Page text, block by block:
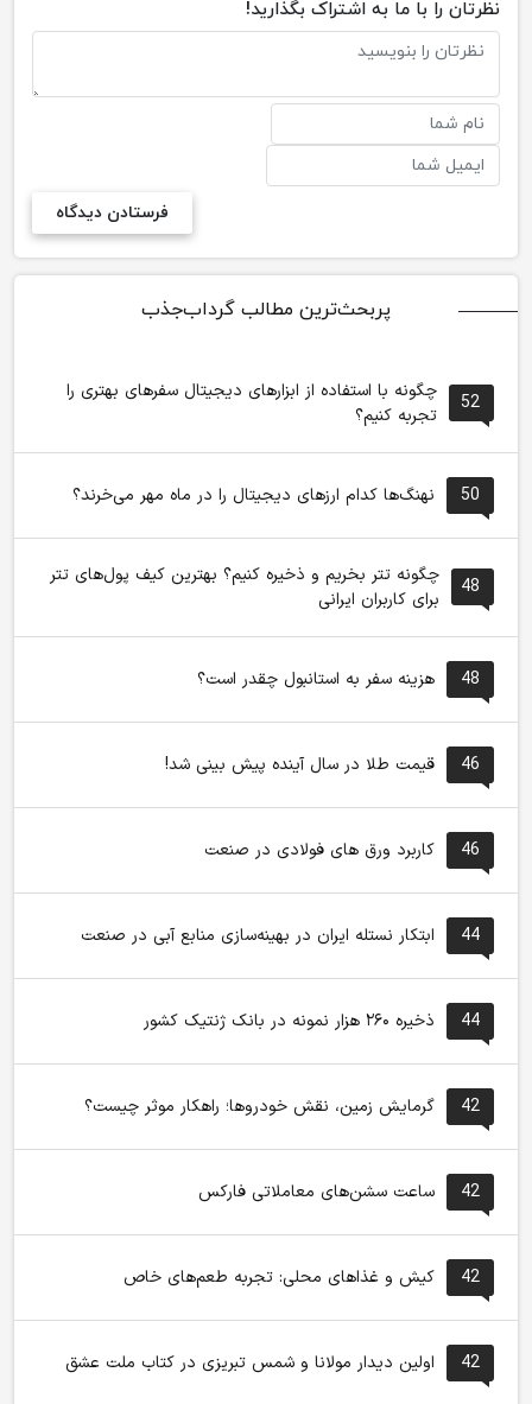
نظرتان را با ما به اشتراک بگذارید!
پربحث‌ترین مطالب گرداب‌جذب
52
چگونه با استفاده از ابزارهای دیجیتال سفرهای بهتری را
تجربه کنیم؟
50 نهنگ‌ها کدام ارزهای دیجیتال را در ماه مهر می‌خرند؟
48
چگونه تتر بخریم و ذخیره کنیم؟ بهترین کیف پول‌های تتر
برای کاربران ایرانی
48 هزینه سفر به استانبول چقدر است؟
46 قیمت طلا در سال آینده پیش بینی شد!
46 کاربرد ورق های فولادی در صنعت
44 ابتکار نستله ایران در بهینه‌سازی منابع آبی در صنعت
44 ذخیره ۲۶۰ هزار نمونه در بانک ژنتیک کشور
42 گرمایش زمین، نقش خودروها؛ راهکار موثر چیست؟
42 ساعت سشن‌های معاملاتی فارکس
42 کیش و غذاهای محلی: تجربه طعم‌های خاص
42 اولین دیدار مولانا و شمس تبریزی در کتاب ملت عشق